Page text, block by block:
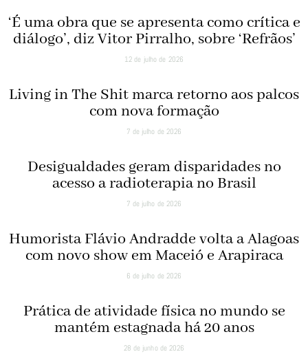
‘É uma obra que se apresenta como crítica e
diálogo’, diz Vitor Pirralho, sobre ‘Refrãos’
12 de julho de 2026
Living in The Shit marca retorno aos palcos
com nova formação
7 de julho de 2026
Desigualdades geram disparidades no
acesso a radioterapia no Brasil
7 de julho de 2026
Humorista Flávio Andradde volta a Alagoas
com novo show em Maceió e Arapiraca
6 de julho de 2026
Prática de atividade física no mundo se
mantém estagnada há 20 anos
28 de junho de 2026